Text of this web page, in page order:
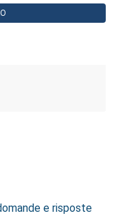
e risposte